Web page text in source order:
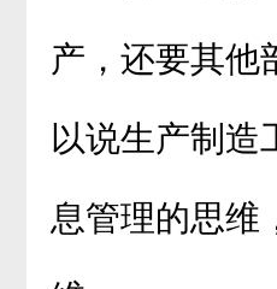
产，还要其他
以说生产制造
息管理的思维